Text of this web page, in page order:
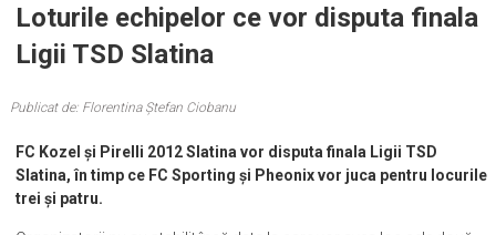
Loturile echipelor ce vor disputa finala
Ligii TSD Slatina
Publicat de: Florentina Ștefan Ciobanu
FC Kozel și Pirelli 2012 Slatina vor disputa finala Ligii TSD
Slatina, în timp ce FC Sporting și Pheonix vor juca pentru locurile
trei și patru.